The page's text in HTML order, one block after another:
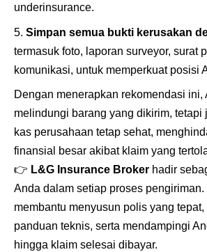
underinsurance.
Simpan semua bukti kerusakan
termasuk foto, laporan surveyor, surat
komunikasi, untuk memperkuat posisi
Dengan menerapkan rekomendasi ini,
melindungi barang yang dikirim, tetapi
kas perusahaan tetap sehat,
finansial besar akibat klaim yang
👉 L&G Insurance Broker hadir
Anda dalam setiap proses
membantu menyusun polis yang
panduan teknis, serta mendampingi
hingga klaim selesai dibayar.